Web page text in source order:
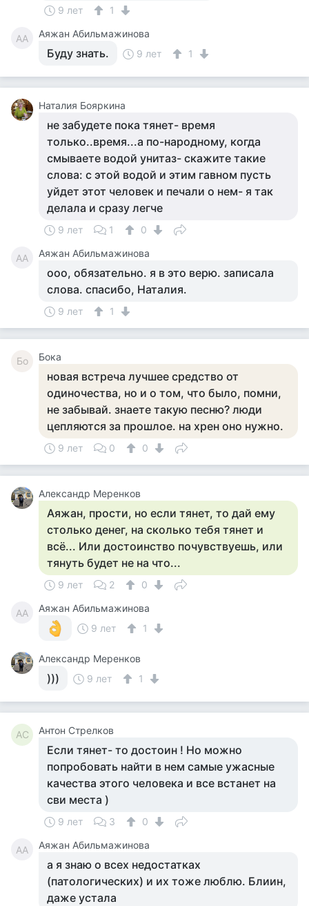
9 лет 1
АА Аяжан Абильмажинова
Буду знать. 9 лет 1
Наталия Бояркина
не забудете пока тянет- время
только..время...а по-народному, когда
смываете водой унитаз- скажите такие
слова: с этой водой и этим гавном пусть
уйдет этот человек и печали о нем- я так
делала и сразу легче
9 лет 1 0
АА Аяжан Абильмажинова
ооо, обязательно. я в это верю. записала
слова. спасибо, Наталия.
9 лет 1
Бо Бока
новая встреча лучшее средство от
одиночества, но и о том, что было, помни,
не забывай. знаете такую песню? люди
цепляются за прошлое. на хрен оно нужно.
9 лет 0 0
Александр Меренков
Аяжан, прости, но если тянет, то дай ему
столько денег, на сколько тебя тянет и
всё... Или достоинство почувствуешь, или
тянуть будет не на что...
9 лет 2 0
АА
Аяжан Абильмажинова
9 лет
1
Александр Меренков
))) 9 лет 1
АС Антон Стрелков
Если тянет- то достоин ! Но можно
попробовать найти в нем самые ужасные
качества этого человека и все встанет на
сви места )
9 лет 3 0
АА Аяжан Абильмажинова
а я знаю о всех недостатках
(патологических) и их тоже люблю. Блиин,
даже устала